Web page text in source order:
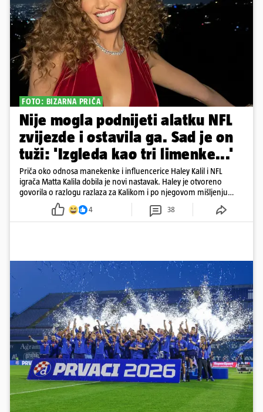
FOTO: BIZARNA PRIČA
Nije mogla podnijeti alatku NFL
zvijezde i ostavila ga. Sad je on
tuži: 'Izgleda kao tri limenke...'
Priča oko odnosa manekenke i influencerice Haley Kalil i NFL
igrača Matta Kalila dobila je novi nastavak. Haley je otvoreno
govorila o razlogu razlaza za Kalikom i po njegovom mišljenju
prešla granicu dobrog ukusa
4 38